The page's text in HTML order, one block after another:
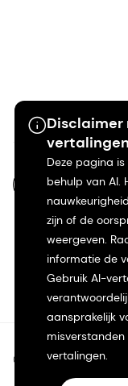
vertalingen
Deze pagina
behulp van AI.
zijn of de
weergeven.
informatie de
Gebruik AI-
aansprakelijk
vertalingen.
NL-NL
©2026 dsm-